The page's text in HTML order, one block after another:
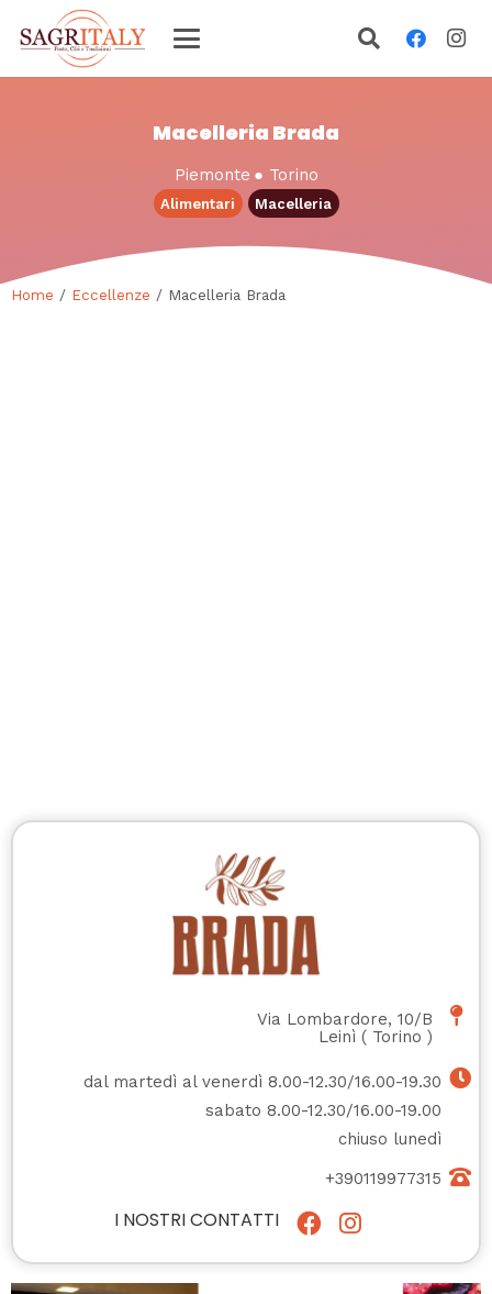
Macelleria Brada
Piemonte ● Torino
Alimentari Macelleria
Home / Eccellenze / Macelleria Brada
Via Lombardore, 10/B
Leinì ( Torino )
dal martedì al venerdì 8.00-12.30/16.00-19.30
sabato 8.00-12.30/16.00-19.00
chiuso lunedì
+390119977315
I NOSTRI CONTATTI